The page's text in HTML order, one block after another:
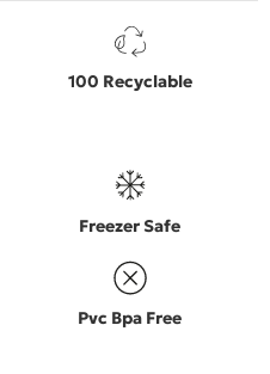
100 Recyclable
Freezer Safe
Pvc Bpa Free